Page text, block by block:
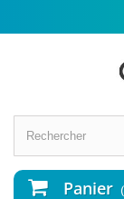
Panier